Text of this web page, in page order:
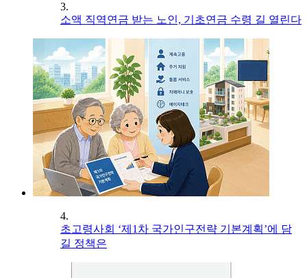
3.
소액 직역연금 받는 노인, 기초연금 수령 길 열린다
4.
초고령사회 ‘제1차 국가인구전략 기본계획’에 담
길 정책은